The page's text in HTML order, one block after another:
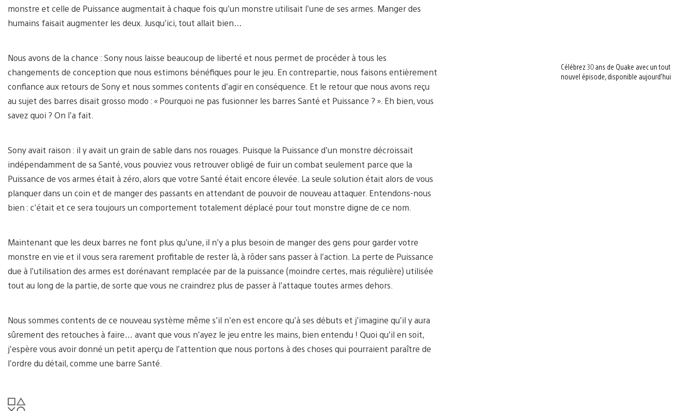
monstre et celle de Puissance augmentait à chaque fois qu’un monstre utilisait l’une de ses armes. Manger des
humains faisait augmenter les deux. Jusqu’ici, tout allait bien…
Nous avons de la chance : Sony nous laisse beaucoup de liberté et nous permet de procéder à tous les
changements de conception que nous estimons bénéfiques pour le jeu. En contrepartie, nous faisons entièrement
confiance aux retours de Sony et nous sommes contents d’agir en conséquence. Et le retour que nous avons reçu
au sujet des barres disait grosso modo : « Pourquoi ne pas fusionner les barres Santé et Puissance ? ». Eh bien, vous
savez quoi ? On l’a fait.
Sony avait raison : il y avait un grain de sable dans nos rouages. Puisque la Puissance d’un monstre décroissait
indépendamment de sa Santé, vous pouviez vous retrouver obligé de fuir un combat seulement parce que la
Puissance de vos armes était à zéro, alors que votre Santé était encore élevée. La seule solution était alors de vous
planquer dans un coin et de manger des passants en attendant de pouvoir de nouveau attaquer. Entendons-nous
bien : c’était et ce sera toujours un comportement totalement déplacé pour tout monstre digne de ce nom.
Maintenant que les deux barres ne font plus qu’une, il n’y a plus besoin de manger des gens pour garder votre
monstre en vie et il vous sera rarement profitable de rester là, à rôder sans passer à l’action. La perte de Puissance
due à l’utilisation des armes est dorénavant remplacée par de la puissance (moindre certes, mais régulière) utilisée
tout au long de la partie, de sorte que vous ne craindrez plus de passer à l’attaque toutes armes dehors.
Nous sommes contents de ce nouveau système même s’il n’en est encore qu’à ses débuts et j’imagine qu’il y aura
sûrement des retouches à faire… avant que vous n’ayez le jeu entre les mains, bien entendu ! Quoi qu’il en soit,
j’espère vous avoir donné un petit aperçu de l’attention que nous portons à des choses qui pourraient paraître de
l’ordre du détail, comme une barre Santé.
Célébrez 30 ans de Quake avec un tout
nouvel épisode, disponible aujourd’hui